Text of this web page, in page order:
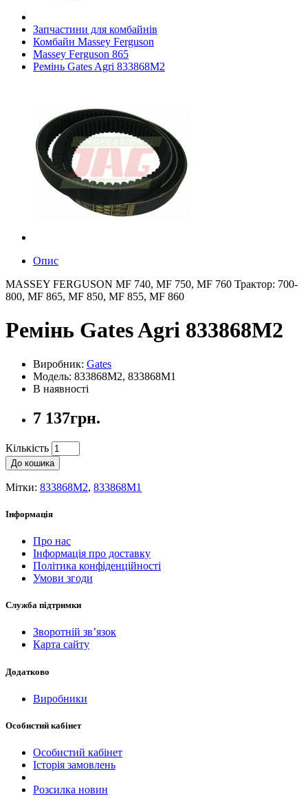
Запчастини для комбайнів
Комбайн Massey Ferguson
Massey Ferguson 865
Ремінь Gates Agri 833868M2
Опис
MASSEY FERGUSON MF 740, MF 750, MF 760 Трактор: 700-
800, MF 865, MF 850, MF 855, MF 860
Ремінь Gates Agri 833868M2
Виробник: Gates
Модель: 833868M2, 833868M1
В наявності
7 137грн.
Кількість
До кошика
Мітки: 833868M2, 833868M1
Інформація
Про нас
Інформація про доставку
Політика конфіденційності
Умови згоди
Служба підтримки
Зворотній зв’язок
Карта сайту
Додатково
Виробники
Особистий кабінет
Особистий кабінет
Історія замовлень
Розсилка новин